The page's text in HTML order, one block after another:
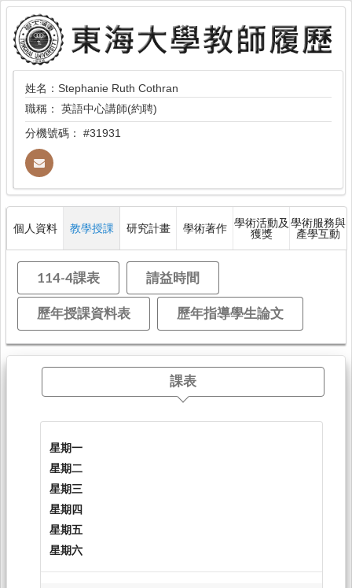
姓名：Stephanie Ruth Cothran
職稱： 英語中心講師(約聘)
分機號碼： #31931
個人資料 教學授課 研究計畫 學術著作 學術活動及
獲獎
學術服務與
產學互動
114-4課表 請益時間
歷年授課資料表 歷年指導學生論文
課表
星期一
星期二
星期三
星期四
星期五
星期六